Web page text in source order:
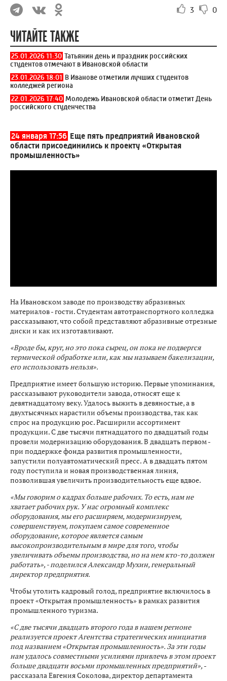
3 0
ЧИТАЙТЕ ТАКЖЕ
25.01.2026 11:30 Татьянин день и праздник российских
студентов отмечают в Ивановской области
23.01.2026 18:01 В Иванове отметили лучших студентов
колледжей региона
22.01.2026 17:40 Молодежь Ивановской области отметит День
российского студенчества
24 января 17:56 Еще пять предприятий Ивановской
области присоединились к проекту «Открытая
промышленность»
На Ивановском заводе по производству абразивных
материалов - гости. Студентам автотранспортного колледжа
рассказывают, что собой представляют абразивные отрезные
диски и как их изготавливают.
«Вроде бы, круг, но это пока сырец, он пока не подвергся
термической обработке или, как мы называем бакелизации,
его использовать нельзя».
Предприятие имеет большую историю. Первые упоминания,
рассказывают руководители завода, относят еще к
девятнадцатому веку. Удалось выжить в девяностые, а в
двухтысячных нарастили объемы производства, так как
спрос на продукцию рос. Расширили ассортимент
продукции. С две тысячи пятнадцатого по двадцатый годы
провели модернизацию оборудования. В двадцать первом -
при поддержке фонда развития промышленности,
запустили полуавтоматический пресс. А в двадцать пятом
году поступила и новая производственная линия,
позволившая увеличить производительность еще вдвое.
«Мы говорим о кадрах больше рабочих. То есть, нам не
хватает рабочих рук. У нас огромный комплекс
оборудования, мы его расширяем, модернизируем,
совершенствуем, покупаем самое современное
оборудование, которое является самым
высокопроизводительным в мире для того, чтобы
увеличивать объемы производства, но на нем кто-то должен
работать», - поделился Александр Мухин, генеральный
директор предприятия.
Чтобы утолить кадровый голод, предприятие включилось в
проект «Открытая промышленность» в рамках развития
промышленного туризма.
«С две тысячи двадцать второго года в нашем регионе
реализуется проект Агентства стратегических инициатив
под названием «Открытая промышленность». За эти годы
нам удалось совместными усилиями привлечь в этом проект
больше двадцати восьми промышленных предприятий», -
рассказала Евгения Соколова, директор департамента